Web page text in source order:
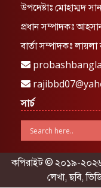
উপদেষ্টাঃ মোহাম্মদ
প্রধান সম্পাদকঃ
বার্তা সম্পাদকঃ
সার্চ
কপিরাইট © ২০১৯-২০২৬
লেখা, ছবি,